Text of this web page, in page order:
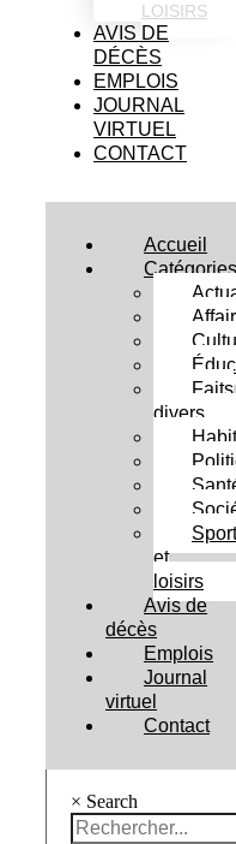
LOISIRS
AVIS DE
DÉCÈS
EMPLOIS
JOURNAL
VIRTUEL
CONTACT
Accueil
Catégories
Faits
divers
et
loisirs
Avis de
décès
Emplois
Journal
virtuel
Contact
× Search